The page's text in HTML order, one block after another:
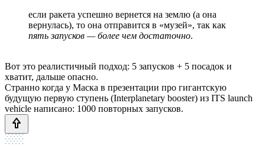
если ракета успешно вернется на землю (а она
вернулась), то она отправится в «музей», так как
пять запусков — более чем достаточно.
Вот это реалистичный подход: 5 запусков + 5 посадок и
хватит, дальше опасно.
Странно когда у Маска в презентации про гигантскую
будущую первую ступень (Interplanetary booster) из ITS launch
vehicle написано: 1000 повторных запусков.